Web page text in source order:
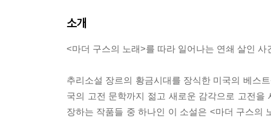
소개
<마더 구스의 노래>를 따라 일어나는 연쇄 살인 사
추리소설 장르의 황금시대를 장식한 미국의 베스
국의 고전 문학까지 젊고 새로운 감각으로 고전
장하는 작품들 중 하나인 이 소설은 <마더 구스의